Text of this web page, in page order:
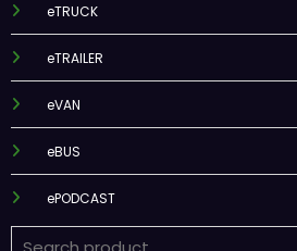
eTRUCK
eTRAILER
eVAN
eBUS
ePODCAST